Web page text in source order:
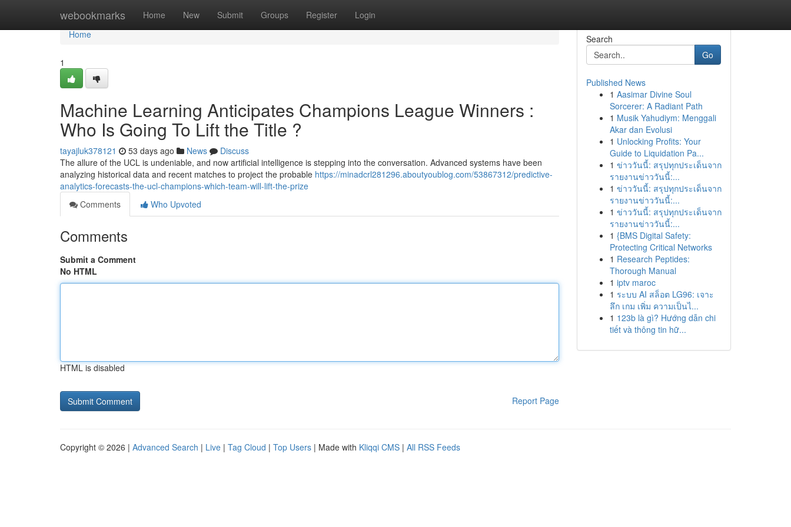
webookmarks Home New Submit Groups Register Login
Home
Home
1
Machine Learning Anticipates Champions League Winners :
Who Is Going To Lift the Title ?
tayajluk378121 53 days ago News
Discuss
The allure of the UCL is undeniable, and now artificial intelligence is stepping into the conversation. Advanced systems have been
analyzing historical data and recent matches to project the probable https://minadcrl281296.aboutyoublog.com/53867312/predictive-
analytics-forecasts-the-ucl-champions-which-team-will-lift-the-prize
Comments
Who Upvoted
Comments
Submit a Comment
No HTML
HTML is disabled
Report Page
Search
Go
Published News
1 Aasimar Divine Soul
Sorcerer: A Radiant Path
1 Musik Yahudiym: Menggali
Akar dan Evolusi
1 Unlocking Profits: Your
Guide to Liquidation Pa...
1 ข่าววันนี้: สรุปทุกประเด็นจาก
รายงานข่าววันนี้:...
1 ข่าววันนี้: สรุปทุกประเด็นจาก
รายงานข่าววันนี้:...
1 ข่าววันนี้: สรุปทุกประเด็นจาก
รายงานข่าววันนี้:...
1 {BMS Digital Safety:
Protecting Critical Networks
1 Research Peptides:
Thorough Manual
1 iptv maroc
1 ระบบ AI สล็อต LG96: เจาะ
ลึก เกม เพิ่ม ความเป็นไ...
1 123b là gì? Hướng dẫn chi
tiết và thông tin hữ...
Copyright © 2026 | Advanced Search | Live | Tag Cloud | Top Users | Made with Kliqqi CMS | All RSS Feeds